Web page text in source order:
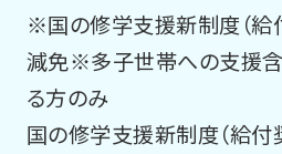
※国の修学支援新制度（
減免※多子世帯への支援含
る方のみ
国の修学支援新制度（給